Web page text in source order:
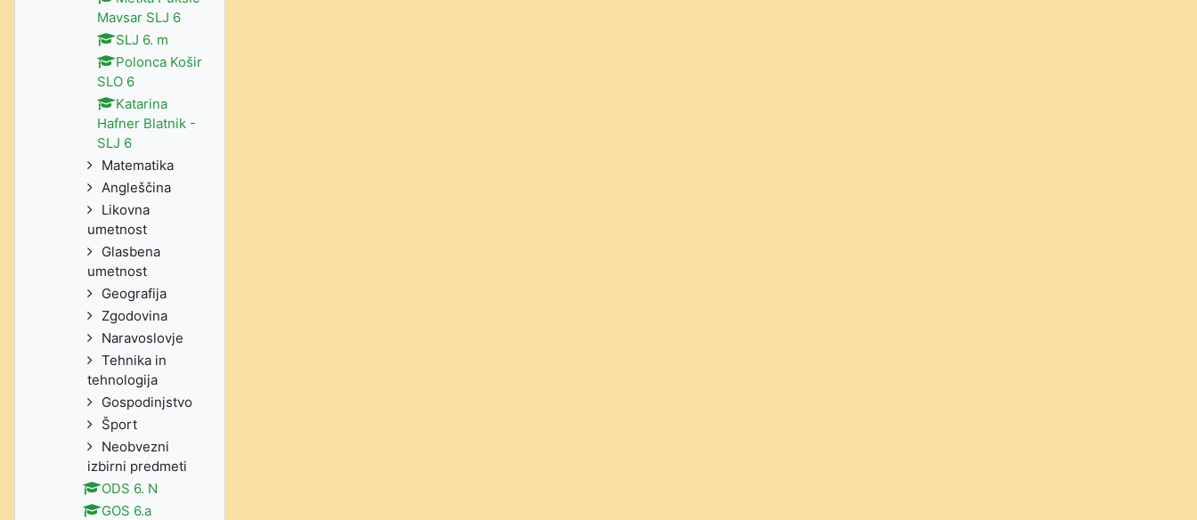
Mavsar SLJ 6
SLJ 6. m
Polonca Košir
SLO 6
Katarina
Hafner Blatnik -
SLJ 6
Matematika
Angleščina
Likovna
umetnost
Glasbena
umetnost
Geografija
Zgodovina
Naravoslovje
Tehnika in
tehnologija
Gospodinjstvo
Šport
Neobvezni
izbirni predmeti
ODS 6. N
GOS 6.a